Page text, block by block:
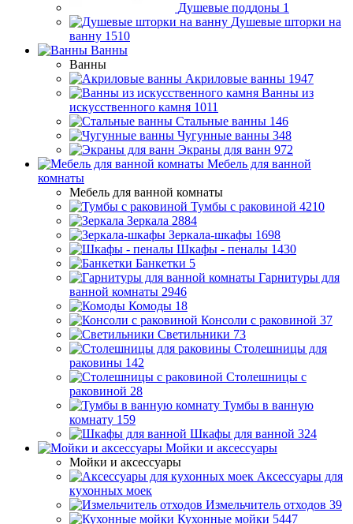
Душевые поддоны 1
Душевые шторки на
ванну 1510
Ванны
Ванны
Акриловые ванны 1947
Ванны из
искусственного камня 1011
Стальные ванны 146
Чугунные ванны 348
Экраны для ванн 972
Мебель для ванной
комнаты
Мебель для ванной комнаты
Тумбы с раковиной 4210
Зеркала 2884
Зеркала-шкафы 1698
Шкафы - пеналы 1430
Банкетки 5
Гарнитуры для
ванной комнаты 2946
Комоды 18
Консоли с раковиной 37
Светильники 73
Столешницы для
раковины 142
Столешницы с
раковиной 28
Тумбы в ванную
комнату 159
Шкафы для ванной 324
Мойки и аксессуары
Мойки и аксессуары
Аксессуары для
кухонных моек
Измельчитель отходов 39
Кухонные мойки 5447